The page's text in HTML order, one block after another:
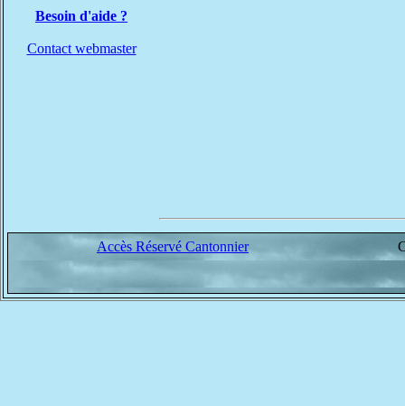
Besoin d'aide ?
Contact webmaster
Accès Réservé Cantonnier